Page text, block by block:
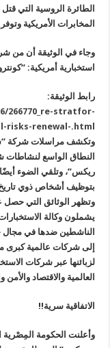
المخابرات الأمريكية
وجاء في الوثيقة أن من
استخبارية أمريكية:
رابط الوثيقة:
266770_re-stratfor-
risks-renewal-.html
وتكشف مراسلات شركة
النطاق الواسع لنشاطات
ريكس”، وتلقي الضوء
بتوظيف أشخاص ذوي تاريخ
وتظهر الوثائق التي حصل
يشملون وكالة
الناشطين ضدها في مجال
إلى شركات عالمية كبرى
لزبائنها عبر شركات
العالمية والاقتصاد
الاتفاقية سرية!!